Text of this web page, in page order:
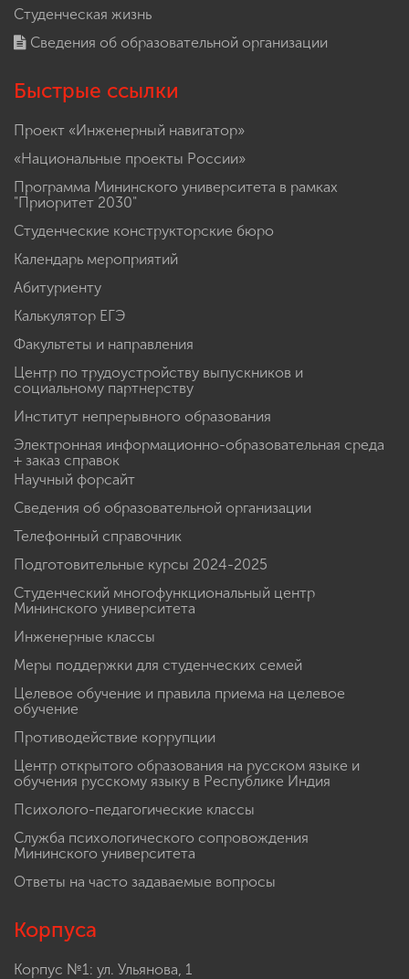
Студенческая жизнь
Сведения об образовательной организации
Быстрые ссылки
Проект «Инженерный навигатор»
«Национальные проекты России»
Программа Мининского университета в рамках
"Приоритет 2030"
Студенческие конструкторские бюро
Календарь мероприятий
Абитуриенту
Калькулятор ЕГЭ
Факультеты и направления
Центр по трудоустройству выпускников и
социальному партнерству
Институт непрерывного образования
Электронная информационно-образовательная среда
+ заказ справок
Научный форсайт
Сведения об образовательной организации
Телефонный справочник
Подготовительные курсы 2024-2025
Студенческий многофункциональный центр
Мининского университета
Инженерные классы
Меры поддержки для студенческих семей
Целевое обучение и правила приема на целевое
обучение
Противодействие коррупции
Центр открытого образования на русском языке и
обучения русскому языку в Республике Индия
Психолого-педагогические классы
Служба психологического сопровождения
Мининского университета
Ответы на часто задаваемые вопросы
Корпуса
Корпус №1: ул. Ульянова, 1